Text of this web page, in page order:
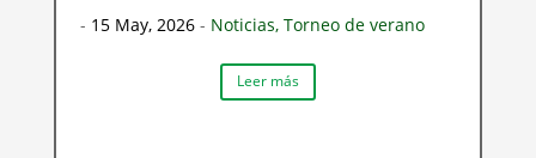
- 15 May, 2026 - Noticias, Torneo de verano
Leer más